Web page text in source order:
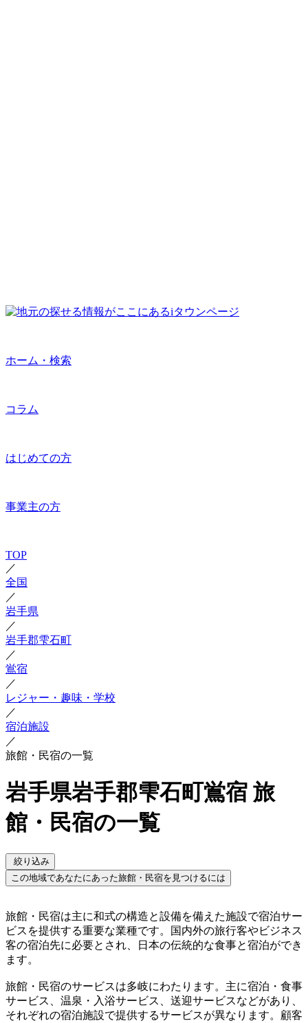
ホーム・検索
コラム
はじめての方
事業主の方
TOP
／
全国
／
岩手県
／
岩手郡雫石町
／
鴬宿
／
レジャー・趣味・学校
／
宿泊施設
／
旅館・民宿の一覧
岩手県岩手郡雫石町鴬宿 旅
館・民宿の一覧
絞り込み
この地域であなたにあった旅館・民宿を見つけるには
旅館・民宿は主に和式の構造と設備を備えた施設で宿泊サー
ビスを提供する重要な業種です。国内外の旅行客やビジネス
客の宿泊先に必要とされ、日本の伝統的な食事と宿泊ができ
ます。
旅館・民宿のサービスは多岐にわたります。主に宿泊・食事
サービス、温泉・入浴サービス、送迎サービスなどがあり、
それぞれの宿泊施設で提供するサービスが異なります。顧客